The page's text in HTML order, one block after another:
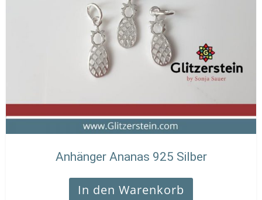
Anhänger Ananas 925 Silber
In den Warenkorb